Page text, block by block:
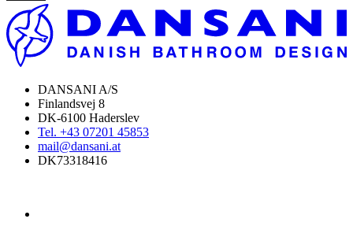
DANSANI A/S
Finlandsvej 8
DK-6100 Haderslev
Tel. +43 07201 45853
mail@dansani.at
DK73318416